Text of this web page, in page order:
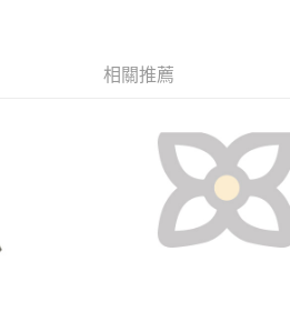
消之訂單仍視為有效，需透過AFTEE先享
support/home
司提供之「AFTEE先享後付」服務完成之交
供個人資料，並將交易相關給付款項請求債
覽以下網址：
定代理人或監護人之同意方可使用
意申辦者引起之損失，本公司不負相關責
以上)免運費
相關推薦